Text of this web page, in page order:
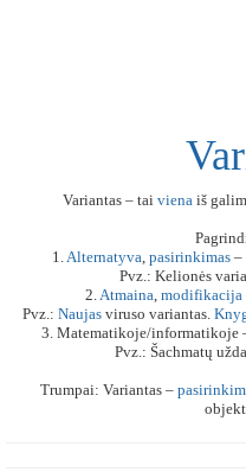
Variantas – tai viena iš
1.Alternatyva, pasirinkimas –
Pvz.: Kelionės
2.Atmaina, modifikacija
Pvz.: Naujas viruso variantas.
3. Matematikoje/informatikoje
Pvz.: Šachmatų
Trumpai: Variantas –